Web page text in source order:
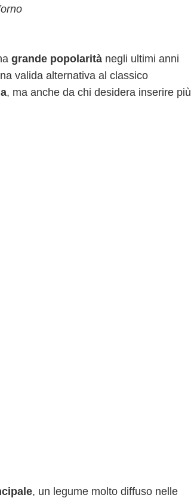
grande popolarità negli ultimi anni
valida alternativa al classico
, ma anche da chi desidera inserire più
, un legume molto diffuso nelle